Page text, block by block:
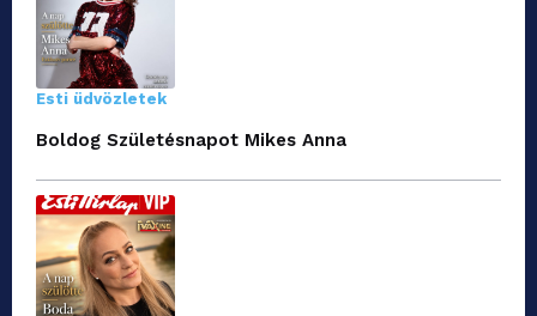
Esti üdvözletek
Boldog Születésnapot Mikes Anna